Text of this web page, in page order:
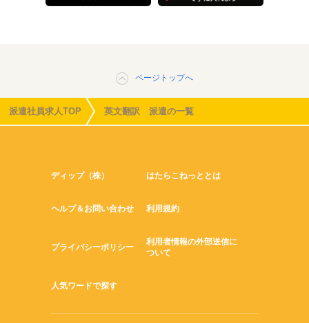
ページトップへ
派遣社員求人TOP 英文翻訳 派遣の一覧
ディップ（株） はたらこねっととは
ヘルプ＆お問い合わせ 利用規約
プライバシーポリシー
利用者情報の外部送信に
ついて
人気ワードで探す